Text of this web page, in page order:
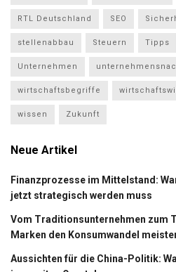
RTL Deutschland SEO
stellenabbau Steuern Tipps
Unternehmen
wirtschaftsbegriffe
wissen Zukunft
Neue Artikel
Finanzprozesse im Mittelstand:
jetzt strategisch werden muss
Vom Traditionsunternehmen zum
Marken den Konsumwandel
Aussichten für die China-Politik: